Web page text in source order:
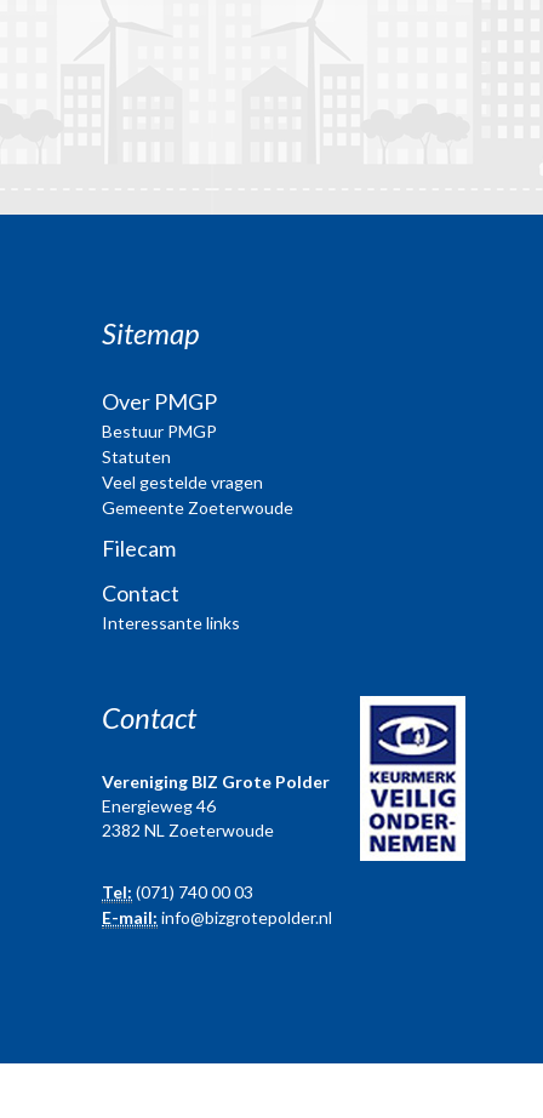
Sitemap
Over PMGP
Bestuur PMGP
Statuten
Veel gestelde vragen
Gemeente Zoeterwoude
Filecam
Contact
Interessante links
Contact
Vereniging BIZ Grote Polder
Energieweg 46
2382 NL Zoeterwoude
Tel: (071) 740 00 03
E-mail: info@bizgrotepolder.nl